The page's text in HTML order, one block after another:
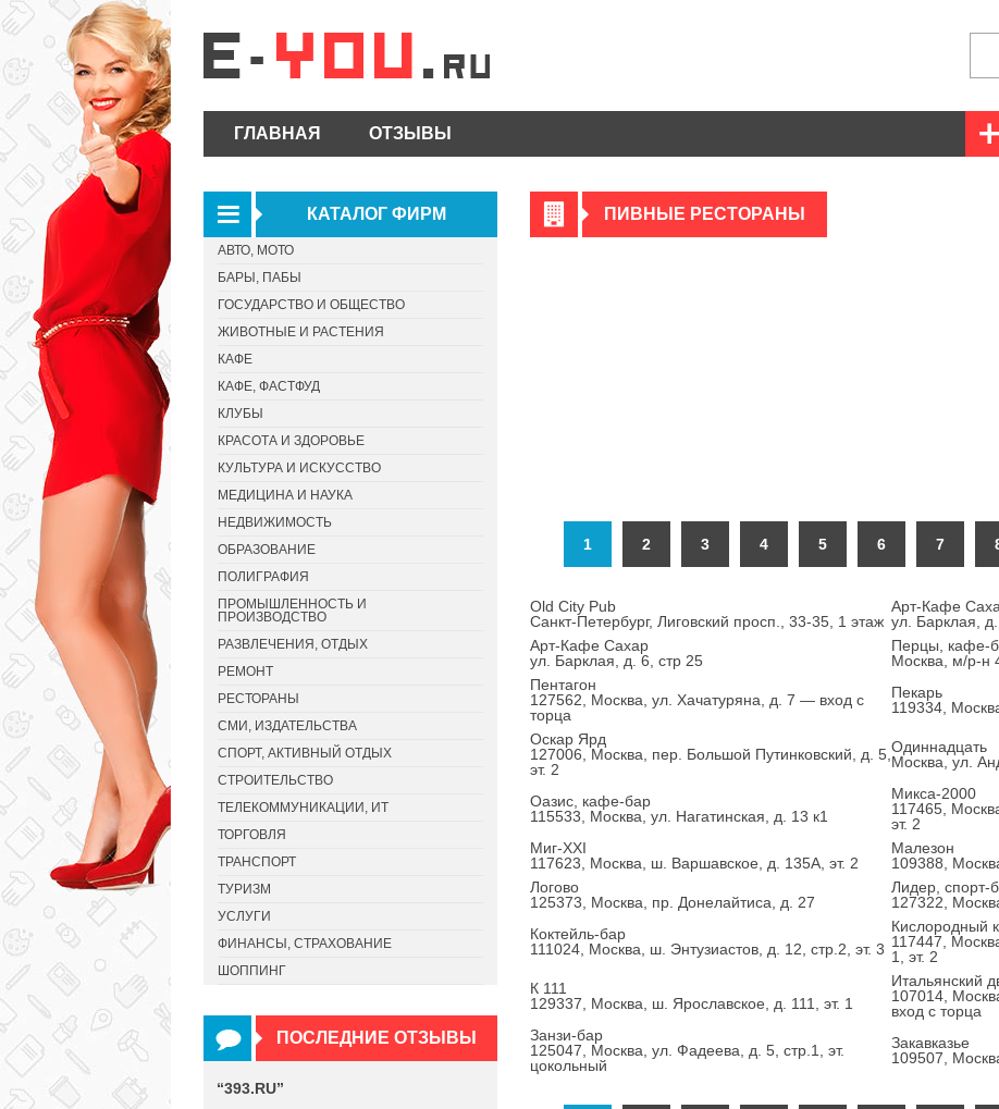
ГЛАВНАЯ ОТЗЫВЫ
ПИВНЫЕ РЕСТОРАНЫ
1 2 3 4 5 6 7
Old City Pub
Санкт-Петербург, Лиговский просп., 33-35, 1 этаж
Арт-Кафе
ул. Барклая,
Арт-Кафе Сахар
ул. Барклая, д. 6, стр 25
Перцы, кафе-
Москва, м/р-н
Пентагон
127562, Москва, ул. Хачатуряна, д. 7 — вход с
торца
Пекарь
119334,
Оскар Ярд
127006, Москва, пер. Большой Путинковский, д. 5,
эт. 2
Одиннадцать
Москва, ул.
Оазис, кафе-бар
115533, Москва, ул. Нагатинская, д. 13 к1
Микса-2000
117465,
эт. 2
Миг-XXI
117623, Москва, ш. Варшавское, д. 135А, эт. 2
Малезон
109388,
Логово
125373, Москва, пр. Донелайтиса, д. 27
Лидер, спорт-
127322,
Коктейль-бар
111024, Москва, ш. Энтузиастов, д. 12, стр.2, эт. 3
Кислородный
117447,
1, эт. 2
К 111
129337, Москва, ш. Ярославское, д. 111, эт. 1
Итальянский
107014,
вход с торца
Занзи-бар
125047, Москва, ул. Фадеева, д. 5, стр.1, эт.
цокольный
Закавказье
109507,
КАТАЛОГ ФИРМ
АВТО, МОТО
БАРЫ, ПАБЫ
ГОСУДАРСТВО И ОБЩЕСТВО
ЖИВОТНЫЕ И РАСТЕНИЯ
КАФЕ
КАФЕ, ФАСТФУД
КЛУБЫ
КРАСОТА И ЗДОРОВЬЕ
КУЛЬТУРА И ИСКУССТВО
МЕДИЦИНА И НАУКА
НЕДВИЖИМОСТЬ
ОБРАЗОВАНИЕ
ПОЛИГРАФИЯ
ПРОМЫШЛЕННОСТЬ И
ПРОИЗВОДСТВО
РАЗВЛЕЧЕНИЯ, ОТДЫХ
РЕМОНТ
РЕСТОРАНЫ
СМИ, ИЗДАТЕЛЬСТВА
СПОРТ, АКТИВНЫЙ ОТДЫХ
СТРОИТЕЛЬСТВО
ТЕЛЕКОММУНИКАЦИИ, ИТ
ТОРГОВЛЯ
ТРАНСПОРТ
ТУРИЗМ
УСЛУГИ
ФИНАНСЫ, СТРАХОВАНИЕ
ШОППИНГ
ПОСЛЕДНИЕ ОТЗЫВЫ
“393.RU”